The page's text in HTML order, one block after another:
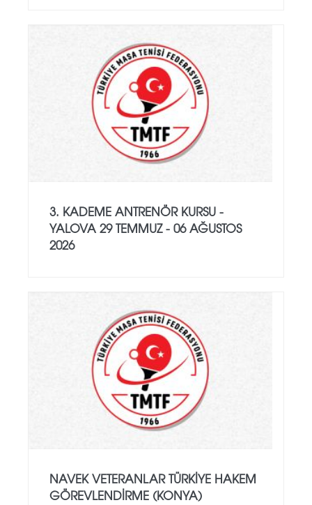
3. KADEME ANTRENÖR KURSU -
YALOVA 29 TEMMUZ - 06 AĞUSTOS
2026
NAVEK VETERANLAR TÜRKIYE HAKEM
GÖREVLENDIRME (KONYA)